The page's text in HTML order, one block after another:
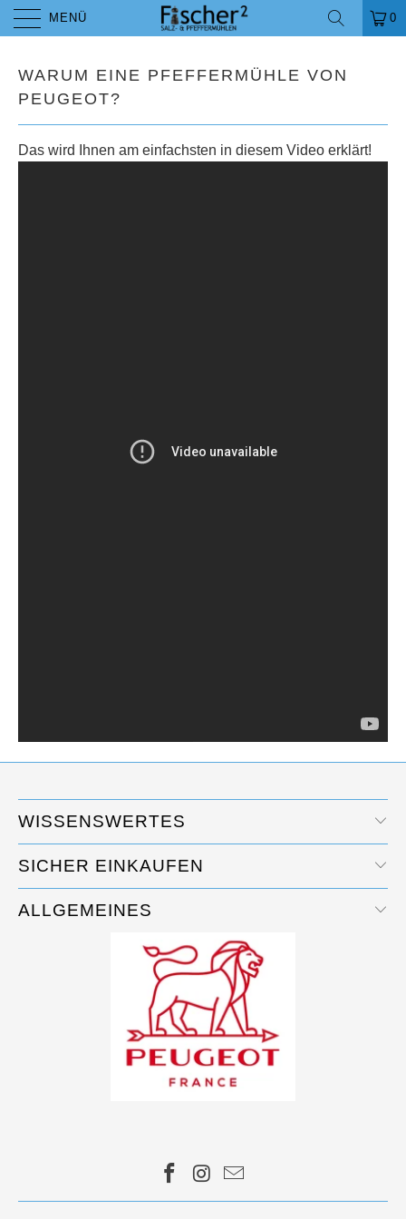
MENÜ 0
WARUM EINE PFEFFERMÜHLE VON
PEUGEOT?
Das wird Ihnen am einfachsten in diesem Video erklärt!
WISSENSWERTES
SICHER EINKAUFEN
ALLGEMEINES